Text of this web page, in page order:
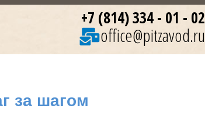
+7 (814) 334 - 01 - 02
office@pitzavod.ru
за шагом